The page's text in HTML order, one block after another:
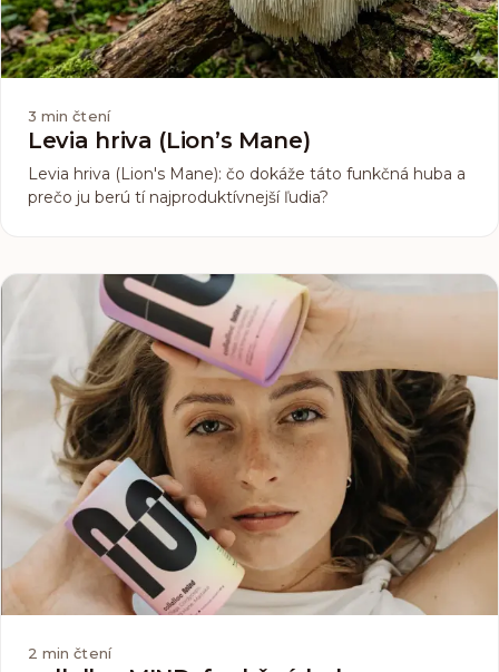
3 min čtení
Levia hriva (Lion’s Mane)
Levia hriva (Lion's Mane): čo dokáže táto funkčná huba a
prečo ju berú tí najproduktívnejší ľudia?
2 min čtení